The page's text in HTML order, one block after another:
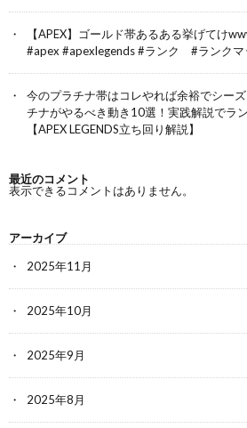
【APEX】ゴールド帯あるある挙げてけ
#apex #apexlegends #ランク #ランクマ
今のプラチナ帯はコレやれば余裕でシー
チナがやるべき動き10選！実践解説でラ
【APEX LEGENDS立ち回り解説】
最近のコメント
表示できるコメントはありません。
アーカイブ
2025年11月
2025年10月
2025年9月
2025年8月